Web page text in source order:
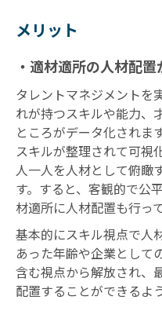
メリット
・適材適所の人材配
タレントマネジメントを
れが持つスキルや能力、
ところがデータ化されま
スキルが整理されて可視
人一人を人材として俯瞰
す。すると、客観的で公
材適所に人材配置も行っ
基本的にスキル視点で人
あった年齢や企業として
含む視点から解放され、
配置することができるよ